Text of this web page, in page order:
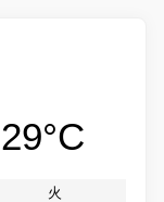
29°C
火